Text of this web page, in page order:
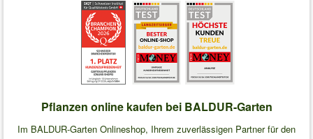
Pflanzen online kaufen bei BALDUR-Garten
Im BALDUR-Garten Onlineshop, Ihrem zuverlässigen Partner für den